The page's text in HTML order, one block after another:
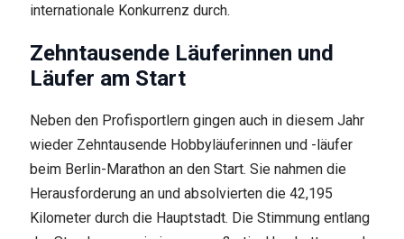
internationale Konkurrenz durch.
Zehntausende Läuferinnen und
Läufer am Start
Neben den Profisportlern gingen auch in diesem Jahr
wieder Zehntausende Hobbyläuferinnen und -läufer
beim Berlin-Marathon an den Start. Sie nahmen die
Herausforderung an und absolvierten die 42,195
Kilometer durch die Hauptstadt. Die Stimmung entlang